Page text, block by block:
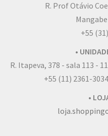
R. Prof Otávio
+55
•
R. Itapeva, 378 - sala 113 -
+55 (11) 2361-
•